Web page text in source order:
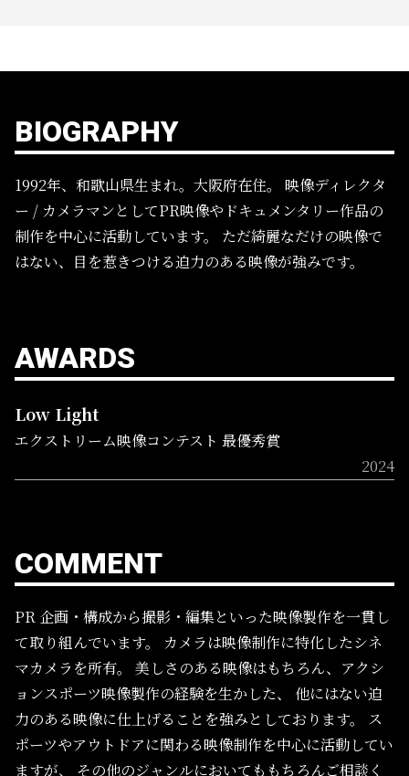
BIOGRAPHY
1992年、和歌山県生まれ。大阪府在住。
映像ディレクタ
ー / カメラマンとしてPR映像やドキュメンタリー作品の
制作を中心に活動しています。
ただ綺麗なだけの映像で
はない、目を惹きつける迫力のある映像が強みです。
AWARDS
Low Light
エクストリーム映像コンテスト 最優秀賞
2024
COMMENT
PR 企画・構成から撮影・編集といった映像製作を一貫し
て取り組んでいます。
カメラは映像制作に特化したシネ
マカメラを所有。
美しさのある映像はもちろん、アクシ
ョンスポーツ映像製作の経験を生かした、
他にはない迫
力のある映像に仕上げることを強みとしております。
ス
ポーツやアウトドアに関わる映像制作を中心に活動してい
ますが、
その他のジャンルにおいてももちろんご相談く